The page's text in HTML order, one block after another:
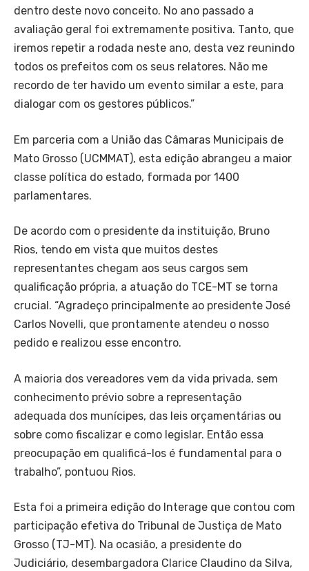
dentro deste novo conceito. No ano passado a
avaliação geral foi extremamente positiva. Tanto, que
iremos repetir a rodada neste ano, desta vez reunindo
todos os prefeitos com os seus relatores. Não me
recordo de ter havido um evento similar a este, para
dialogar com os gestores públicos.”
Em parceria com a União das Câmaras Municipais de
Mato Grosso (UCMMAT), esta edição abrangeu a maior
classe política do estado, formada por 1400
parlamentares.
De acordo com o presidente da instituição, Bruno
Rios, tendo em vista que muitos destes
representantes chegam aos seus cargos sem
qualificação própria, a atuação do TCE-MT se torna
crucial. “Agradeço principalmente ao presidente José
Carlos Novelli, que prontamente atendeu o nosso
pedido e realizou esse encontro.
A maioria dos vereadores vem da vida privada, sem
conhecimento prévio sobre a representação
adequada dos munícipes, das leis orçamentárias ou
sobre como fiscalizar e como legislar. Então essa
preocupação em qualificá-los é fundamental para o
trabalho”, pontuou Rios.
Esta foi a primeira edição do Interage que contou com
participação efetiva do Tribunal de Justiça de Mato
Grosso (TJ-MT). Na ocasião, a presidente do
Judiciário, desembargadora Clarice Claudino da Silva,